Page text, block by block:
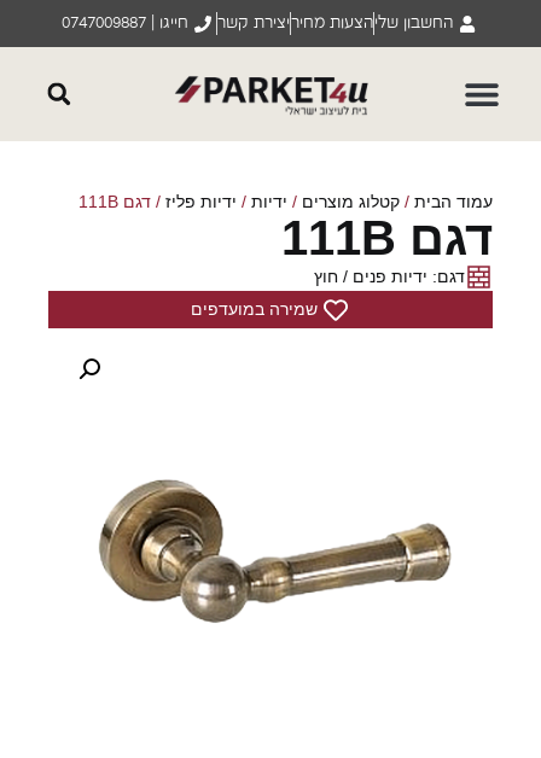
החשבון שליהצעות מחיריצירת קשר חייגו | 0747009887
עמוד הבית/קטלוג מוצרים/ידיות /ידיות פליז/ דגם 111B
דגם 111B
דגם: ידיות פנים / חוץ
שמירה במועדפים